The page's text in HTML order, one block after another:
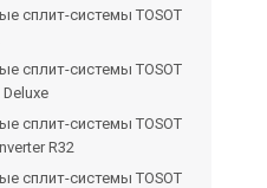
сплит-системы TOSOT
сплит-системы TOSOT
сплит-системы TOSOT
R32
сплит-системы TOSOT